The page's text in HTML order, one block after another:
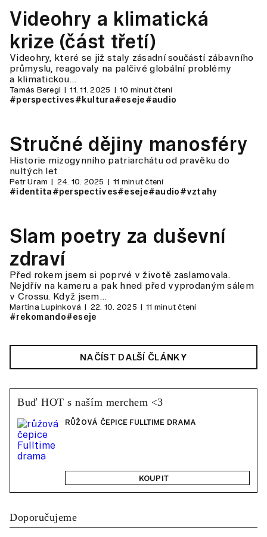
Videohry a klimatická
krize (část třetí)
Videohry, které se již staly zásadní součástí zábavního
průmyslu, reagovaly na palčivé globální problémy
a klimatickou…
Tamás Beregi 11. 11. 2025 10 minut čtení
#perspectives#kultura#eseje#audio
Stručné dějiny manosféry
Historie mizogynního patriarchátu od pravěku do
nultých let
Petr Uram 24. 10. 2025 11 minut čtení
#identita#perspectives#eseje#audio#vztahy
Slam poetry za duševní
zdraví
Před rokem jsem si poprvé v životě zaslamovala.
Nejdřív na kameru a pak hned před vyprodaným sálem
v Crossu. Když jsem…
Martina Lupínková 22. 10. 2025 11 minut čtení
#rekomando#eseje
NAČÍST DALŠÍ ČLÁNKY
Buď HOT s naším merchem <3
RŮŽOVÁ ČEPICE FULLTIME DRAMA
KOUPIT
Doporučujeme